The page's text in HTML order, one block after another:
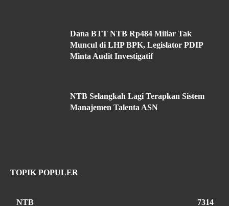
Dana BTT NTB Rp484 Miliar Tak
Muncul di LHP BPK, Legislator PDIP
Minta Audit Investigatif
NTB Selangkah Lagi Terapkan Sistem
Manajemen Talenta ASN
TOPIK POPULER
NTB 7314